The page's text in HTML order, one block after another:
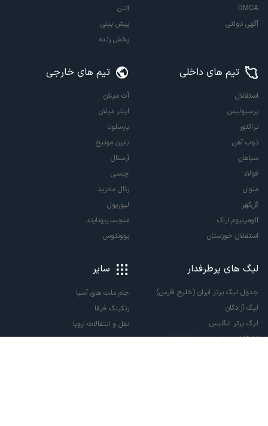
DMCA
آگهی دولتی
آنتن
پیش بینی
پخش زنده
تیم های داخلی
استقلال
پرسپولیس
تراکتور
ذوب آهن
سپاهان
فولاد
ملوان
گل‌گهر
آلومینیوم اراک
استقلال خوزستان
تیم های خارجی
آث میلان
اینتر میلان
بارسلونا
بایرن مونیخ
آرسنال
چلسی
رئال مادرید
لیورپول
منچستریونایتد
یوونتوس
لیگ های پرطرفدار
جدول لیگ برتر ایران (خلیج فارس)
لیگ آزادگان
لیگ برتر انگلیس
لالیگا اسپانیا
سایر
جام ملت های آسیا
رنکینگ فیفا
نقل و انتقالات اروپا
نقل و انتقالات ایران